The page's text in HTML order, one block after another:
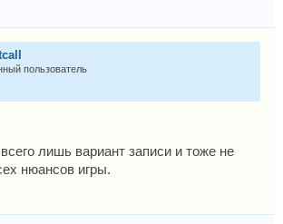
пользователь
лишь вариант записи и тоже не
нюансов игры.